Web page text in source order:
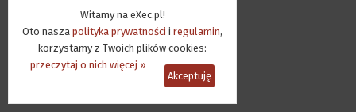
Witamy na eXec.pl!
Oto nasza polityka prywatności i regulamin,
korzystamy z Twoich plików cookies:
przeczytaj o nich więcej »
Akceptuję